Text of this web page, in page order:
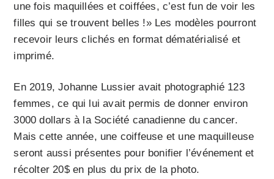
une fois maquillées et coiffées, c’est fun de voir les
filles qui se trouvent belles !» Les modèles pourront
recevoir leurs clichés en format dématérialisé et
imprimé.
En 2019, Johanne Lussier avait photographié 123
femmes, ce qui lui avait permis de donner environ
3000 dollars à la Société canadienne du cancer.
Mais cette année, une coiffeuse et une maquilleuse
seront aussi présentes pour bonifier l’événement et
récolter 20$ en plus du prix de la photo.